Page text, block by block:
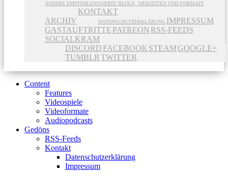
ANDERE EMPFEHLENSWERTE BLOGS, WEBSEITEN UND FORMATE
ARCHIV
KONTAKT
DATENSCHUTZERKLÄRUNG IMPRESSUM
GASTAUFTRITTE PATREON RSS-FEEDS
SOCIALKRAM
DISCORD FACEBOOK STEAMGOOGLE+
TUMBLR TWITTER
Content
Features
Videospiele
Videoformate
Audiopodcasts
Gedöns
RSS-Feeds
Kontakt
Datenschutzerklärung
Impressum